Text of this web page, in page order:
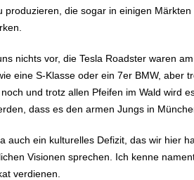
produzieren, die sogar in einigen
nichts vor, die Tesla Roadster waren
eine S-Klasse oder ein 7er BMW, aber
und trotz allen Pfeifen im Wald wird
dass es den armen Jungs in
auch ein kulturelles Defizit, das wir hier
Visionen sprechen. Ich kenne
verdienen.